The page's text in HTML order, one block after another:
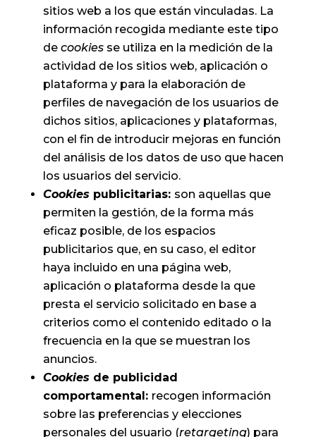
sitios web a los que están vinculadas. La
información recogida mediante este tipo
de cookies se utiliza en la medición de la
actividad de los sitios web, aplicación o
plataforma y para la elaboración de
perfiles de navegación de los usuarios de
dichos sitios, aplicaciones y plataformas,
con el fin de introducir mejoras en función
del análisis de los datos de uso que hacen
los usuarios del servicio.
Cookies publicitarias: son aquellas que
permiten la gestión, de la forma más
eficaz posible, de los espacios
publicitarios que, en su caso, el editor
haya incluido en una página web,
aplicación o plataforma desde la que
presta el servicio solicitado en base a
criterios como el contenido editado o la
frecuencia en la que se muestran los
anuncios.
Cookies de publicidad
comportamental: recogen información
sobre las preferencias y elecciones
personales del usuario (retargeting) para